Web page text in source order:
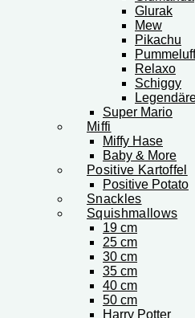
Glurak
Mew
Pikachu
Pummeluff
Relaxo
Schiggy
Super Mario
Miffi
Miffy Hase
Baby & More
Positive Kartoffel
Positive Potato
Snackles
Squishmallows
19 cm
25 cm
30 cm
35 cm
40 cm
50 cm
Harry Potter